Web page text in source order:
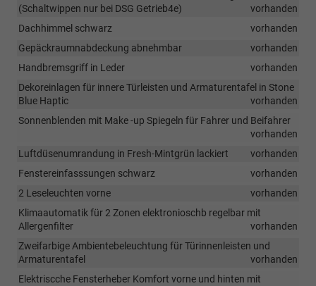
(Schaltwippen nur bei DSG Getrieb4e)
vorhanden
Dachhimmel schwarz
vorhanden
Gepäckraumnabdeckung abnehmbar
vorhanden
Handbremsgriff in Leder
vorhanden
Dekoreinlagen für innere Türleisten und Armaturentafel in Stone
Blue Haptic
vorhanden
Sonnenblenden mit Make -up Spiegeln für Fahrer und Beifahrer
vorhanden
Luftdüsenumrandung in Fresh-Mintgrün lackiert
vorhanden
Fenstereinfasssungen schwarz
vorhanden
2 Leseleuchten vorne
vorhanden
Klimaautomatik für 2 Zonen elektronioschb regelbar mit
Allergenfilter
vorhanden
Zweifarbige Ambientebeleuchtung für Türinnenleisten und
Armaturentafel
vorhanden
Elektriscche Fensterheber Komfort vorne und hinten mit